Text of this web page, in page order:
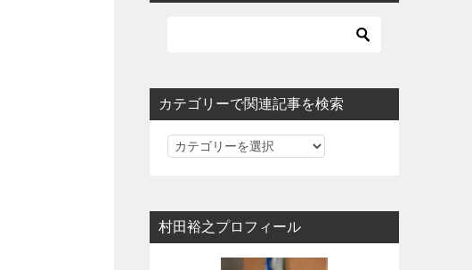
カテゴリーで関連記事を検索
カ
リ
ー
村田裕之プロフィール